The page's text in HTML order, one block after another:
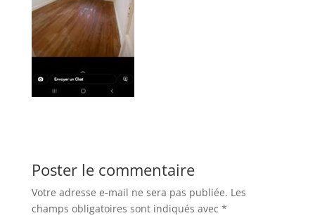
Poster le commentaire
Votre adresse e-mail ne sera pas publiée. Les
champs obligatoires sont indiqués avec *